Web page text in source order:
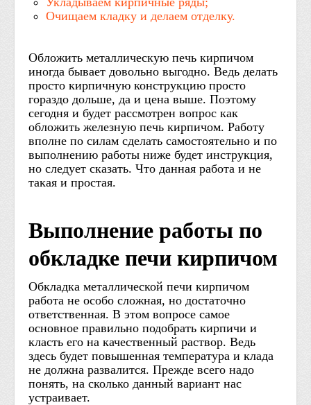
Очищаем кладку и делаем отделку.
Обложить металлическую печь кирпичом
иногда бывает довольно выгодно. Ведь делать
просто кирпичную конструкцию просто
гораздо дольше, да и цена выше. Поэтому
сегодня и будет рассмотрен вопрос как
обложить железную печь кирпичом. Работу
вполне по силам сделать самостоятельно и по
выполнению работы ниже будет инструкция,
но следует сказать. Что данная работа и не
такая и простая.
Выполнение работы по
обкладке печи кирпичом
Обкладка металлической печи кирпичом
работа не особо сложная, но достаточно
ответственная. В этом вопросе самое
основное правильно подобрать кирпичи и
класть его на качественный раствор. Ведь
здесь будет повышенная температура и клада
не должна развалится. Прежде всего надо
понять, на сколько данный вариант нас
устраивает.